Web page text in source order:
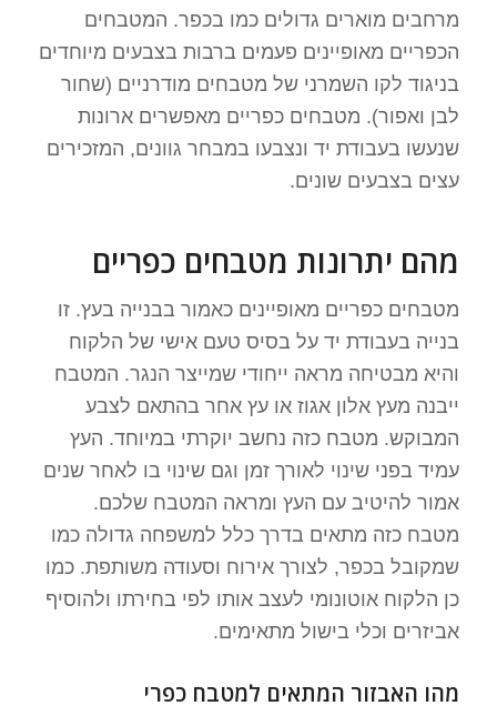
מרחבים מוארים גדולים כמו בכפר. המטבחים
הכפריים מאופיינים פעמים ברבות בצבעים מיוחדים
בניגוד לקו השמרני של מטבחים מודרניים (שחור
לבן ואפור). מטבחים כפריים מאפשרים ארונות
שנעשו בעבודת יד ונצבעו במבחר גוונים, המזכירים
עצים בצבעים שונים.
מהם יתרונות מטבחים כפריים
מטבחים כפריים מאופיינים כאמור בבנייה בעץ. זו
בנייה בעבודת יד על בסיס טעם אישי של הלקוח
והיא מבטיחה מראה ייחודי שמייצר הנגר. המטבח
ייבנה מעץ אלון אגוז או עץ אחר בהתאם לצבע
המבוקש. מטבח כזה נחשב יוקרתי במיוחד. העץ
עמיד בפני שינוי לאורך זמן וגם שינוי בו לאחר שנים
אמור להיטיב עם העץ ומראה המטבח שלכם.
מטבח כזה מתאים בדרך כלל למשפחה גדולה כמו
שמקובל בכפר, לצורך אירוח וסעודה משותפת. כמו
כן הלקוח אוטונומי לעצב אותו לפי בחירתו ולהוסיף
אביזרים וכלי בישול מתאימים.
מהו האבזור המתאים למטבח כפרי